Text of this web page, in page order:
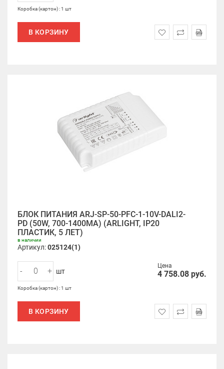
Коробка (картон) : 1 шт
В КОРЗИНУ
БЛОК ПИТАНИЯ ARJ-SP-50-PFC-1-10V-DALI2-
PD (50W, 700-1400MA) (ARLIGHT, IP20
ПЛАСТИК, 5 ЛЕТ)
в наличии
Артикул:025124(1)
Цена
4 758.08 руб.
- + шт
Коробка (картон) : 1 шт
В КОРЗИНУ